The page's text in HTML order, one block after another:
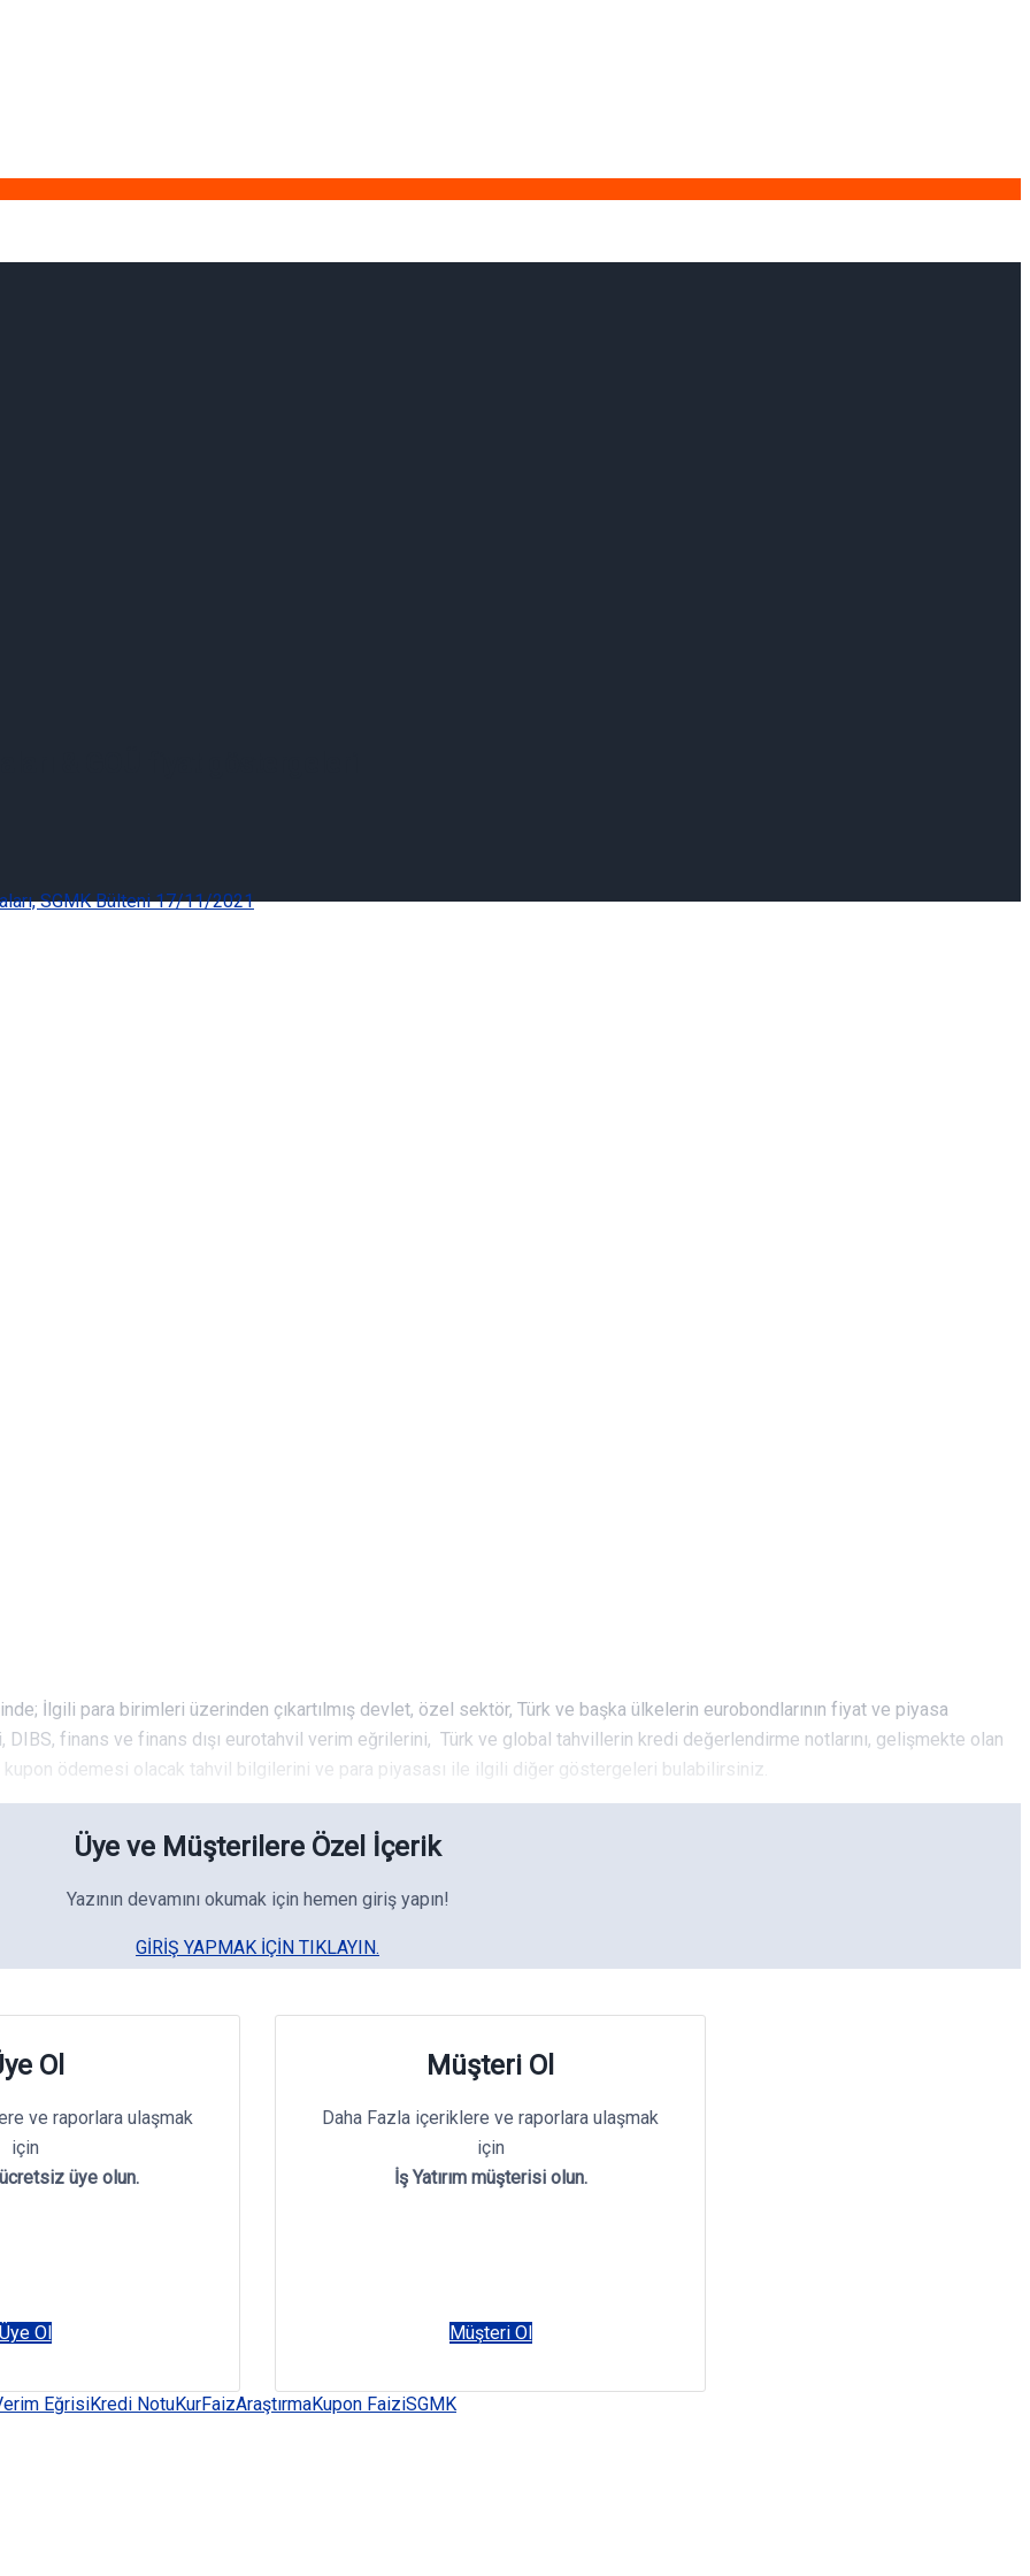
İlgili para birimleri üzerinden çıkartılmış devlet, özel sektör, Türk ve başka ülkelerin eurobondlarının fiyat ve piyasa
finans ve finans dışı eurotahvil verim eğrilerini, Türk ve global tahvillerin kredi değerlendirme notlarını, gelişmekte olan
kupon ödemesi olacak tahvil bilgilerini ve para piyasası ile ilgili diğer göstergeleri bulabilirsiniz.
Üye ve Müşterilere Özel İçerik
Yazının devamını okumak için hemen giriş yapın!
GIRIŞ YAPMAK IÇIN TIKLAYIN.
Ol
ve raporlara ulaşmak
için
ücretsiz üye olun.
Üye Ol
Müşteri Ol
Daha Fazla içeriklere ve raporlara ulaşmak
için
İş Yatırım müşterisi olun.
Müşteri Ol
EğrisiKredi NotuKurFaizAraştırmaKupon FaiziSGMK